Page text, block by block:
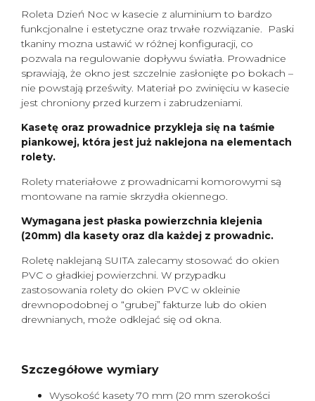
Roleta Dzień Noc w kasecie z aluminium to bardzo
funkcjonalne i estetyczne oraz trwałe rozwiązanie. Paski
tkaniny mozna ustawić w różnej konfiguracji, co
pozwala na regulowanie dopływu światła. Prowadnice
sprawiają, że okno jest szczelnie zasłonięte po bokach –
nie powstają prześwity. Materiał po zwinięciu w kasecie
jest chroniony przed kurzem i zabrudzeniami.
Kasetę oraz prowadnice przykleja się na taśmie
piankowej, która jest już naklejona na elementach
rolety.
Rolety materiałowe z prowadnicami komorowymi są
montowane na ramie skrzydła okiennego.
Wymagana jest płaska powierzchnia klejenia
(20mm) dla kasety oraz dla każdej z prowadnic.
Roletę naklejaną SUITA zalecamy stosować do okien
PVC o gładkiej powierzchni. W przypadku
zastosowania rolety do okien PVC w okleinie
drewnopodobnej o “grubej” fakturze lub do okien
drewnianych, może odklejać się od okna.
Szczegółowe wymiary
Wysokość kasety 70 mm (20 mm szerokości